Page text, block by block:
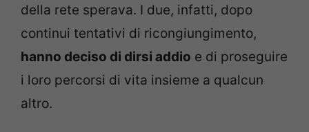
della rete sperava. I due, infatti, dopo
continui tentativi di ricongiungimento,
hanno deciso di dirsi addio e di proseguire
i loro percorsi di vita insieme a qualcun
altro.